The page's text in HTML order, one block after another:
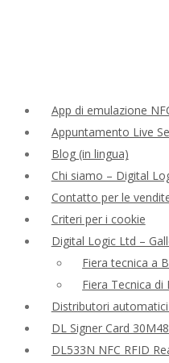
App di emulazione
Appuntamento Live
Blog (in lingua)
Chi siamo – Digital
Contatto per le
Criteri per i cookie
Digital Logic Ltd –
Fiera tecnica a
Fiera Tecnica
Distributori
DL Signer Card
DL533N NFC RFID